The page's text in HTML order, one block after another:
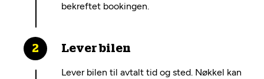
bekreftet bookingen.
Lever bilen
Lever bilen til avtalt tid og sted. Nøkkel kan